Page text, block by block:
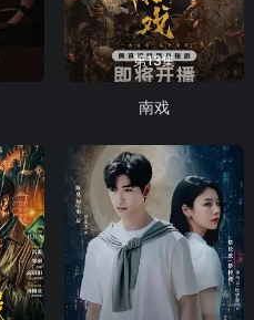
第13集
南戏